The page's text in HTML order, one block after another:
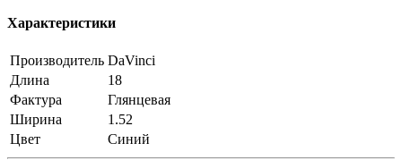
Характеристики
Производитель DaVinci
Длина
18
Фактура
Глянцевая
Ширина
1.52
Цвет
Синий